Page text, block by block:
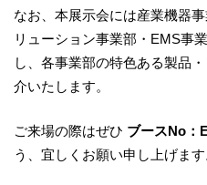
なお、本展示会には産業機器
リューション事業部・EMS事
し、各事業部の特色ある製品
介いたします。
ご来場の際はぜひ ブースNo：
う、宜しくお願い申し上げます